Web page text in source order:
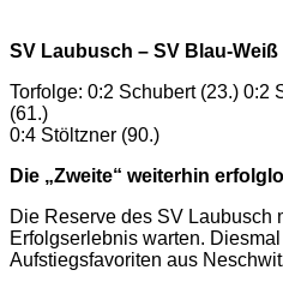
SV Laubusch – SV Blau-Weiß
Torfolge: 0:2 Schubert (23.) 0:2
(61.)
0:4 Stöltzner (90.)
Die „Zweite“ weiterhin
Die Reserve des SV Laubusch
Erfolgserlebnis warten.
Aufstiegsfavoriten aus